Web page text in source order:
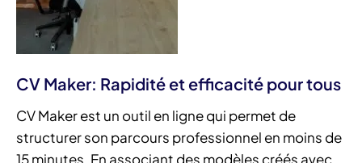
CV Maker: Rapidité et efficacité pour tous
CV Maker est un outil en ligne qui permet de
structurer son parcours professionnel en moins de
15 minutes. En associant des modèles créés avec